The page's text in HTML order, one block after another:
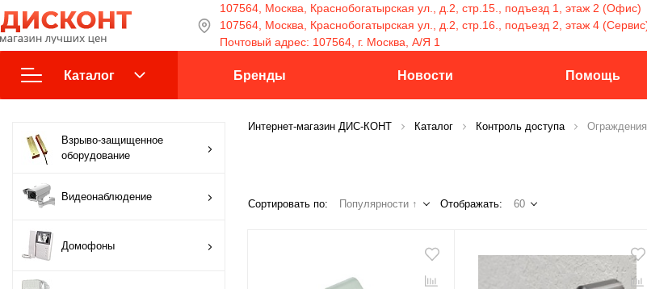
107564, Москва, Краснобогатырская ул., д.2, стр.15., подъезд 1, этаж 2 (Офис)
107564, Москва, Краснобогатырская ул., д.2, стр.16., подъезд 2, этаж 4
Почтовый адрес: 107564, г. Москва, А/Я 1
Каталог
оборудование
Видеонаблюдение
Бренды Новости Помощь
Взрыво-защищенное
оборудование
Видеонаблюдение
Домофоны
Интернет-магазин ДИС-КОНТ Каталог Контроль доступа Ограждения
Сортировать по: Популярности ↑ Отображать: 60